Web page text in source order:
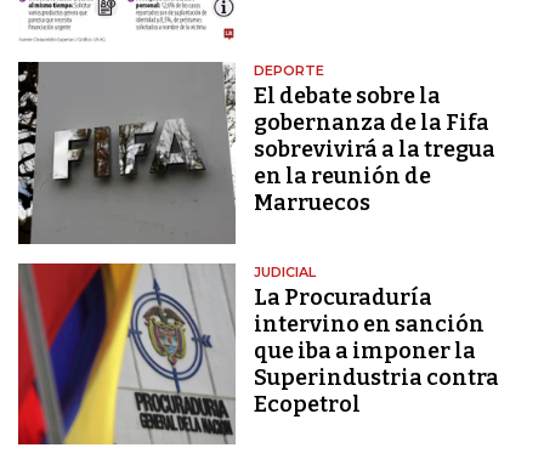
DEPORTE
El debate sobre la
gobernanza de la Fifa
sobrevivirá a la tregua
en la reunión de
Marruecos
JUDICIAL
La Procuraduría
intervino en sanción
que iba a imponer la
Superindustria contra
Ecopetrol